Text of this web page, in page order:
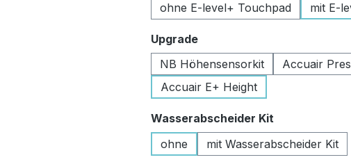
ohne E-level+ Touchpad
mit E-
Upgradeauswählen
NB Höhensensorkit
Accuair
Accuair E+ Height
Wasserabscheider Kit
ohne
mit Wasserabscheider Kit